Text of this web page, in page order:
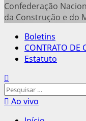
Confederação
da Construção e do
Menu
principal
Boletins
CONTRATO DE
Estatuto
Pesquisar
por:Ao vivo